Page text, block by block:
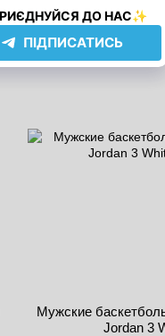
Новинка
Мужские
Jordan 3